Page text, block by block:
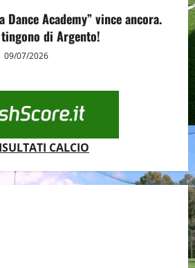
Academy” vince ancora.
tingono di Argento!
09/07/2026
CALCIO